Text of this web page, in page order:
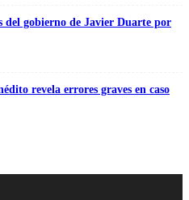
del gobierno de Javier Duarte por
revela errores graves en caso